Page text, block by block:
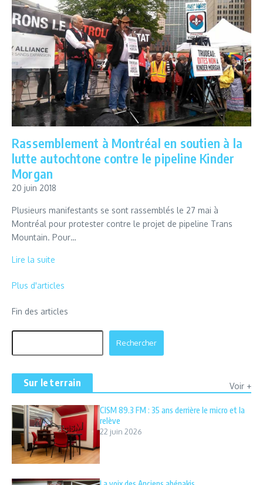
Rassemblement à Montréal en soutien à la
lutte autochtone contre le pipeline Kinder
Morgan
20 juin 2018
Plusieurs manifestants se sont rassemblés le 27 mai à
Montréal pour protester contre le projet de pipeline Trans
Mountain. Pour…
Lire la suite
Plus d'articles
Fin des articles
Rechercher
Sur le terrain Voir +
CISM 89.3 FM : 35 ans derrière le micro et la
relève
22 juin 2026